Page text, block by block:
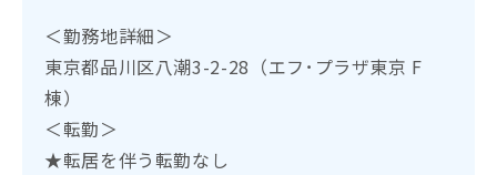
＜勤務地詳細＞
東京都品川区八潮3-2-28（エフ･プラザ東京 F
棟）
＜転勤＞
★転居を伴う転勤なし